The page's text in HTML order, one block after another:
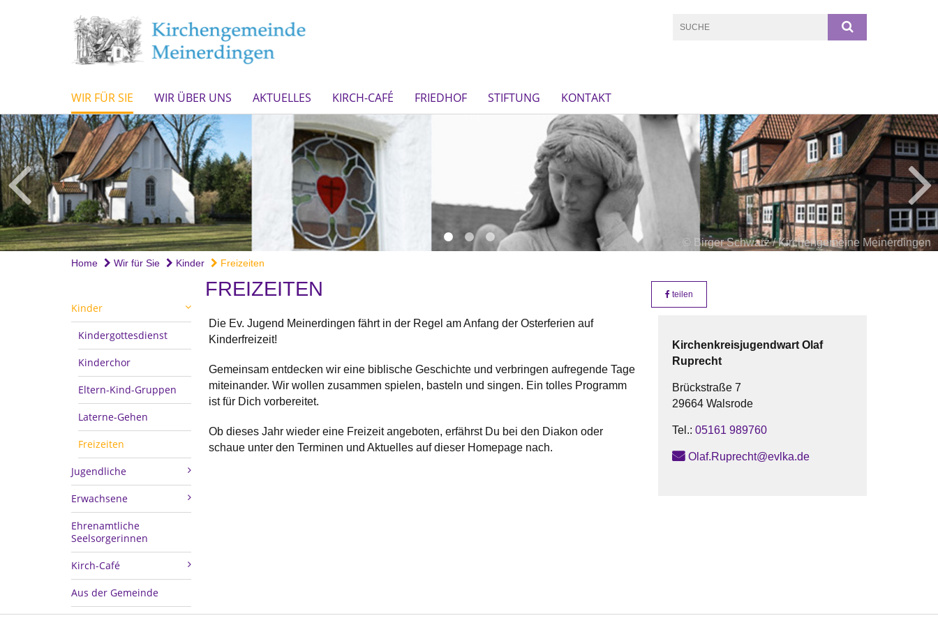
WIR FÜR SIE WIR ÜBER UNS AKTUELLES KIRCH-CAFÉ FRIEDHOF STIFTUNG KONTAKT
© Birger Schwarz / Kirchengemeine Meinerdingen
Home Wir für Sie Kinder Freizeiten
Kinder
Kindergottesdienst
Kinderchor
Eltern-Kind-Gruppen
Laterne-Gehen
Freizeiten
Jugendliche
Erwachsene
Ehrenamtliche
Seelsorgerinnen
Kirch-Café
Aus der Gemeinde
FREIZEITEN teilen
Die Ev. Jugend Meinerdingen fährt in der Regel am Anfang der Osterferien auf
Kinderfreizeit!
Gemeinsam entdecken wir eine biblische Geschichte und verbringen aufregende Tage
miteinander. Wir wollen zusammen spielen, basteln und singen. Ein tolles Programm
ist für Dich vorbereitet.
Ob dieses Jahr wieder eine Freizeit angeboten, erfährst Du bei den Diakon oder
schaue unter den Terminen und Aktuelles auf dieser Homepage nach.
Kirchenkreisjugendwart Olaf
Ruprecht
Brückstraße 7
29664 Walsrode
Tel.: 05161 989760
Olaf.Ruprecht@evlka.de